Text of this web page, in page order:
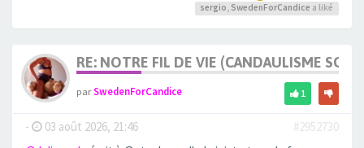
sergio, SwedenForCandice a liké
RE: NOTRE FIL DE VIE (CANDAULISME
parSwedenForCandice 1
- 03 août 2026, 21:46
#2952730